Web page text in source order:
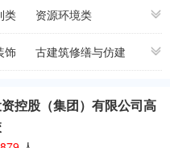
类
资源环境类
制造类
石油化工类
电子信息类
类
财经商贸类
公共管理与服务类
饰
古建筑修缮与仿建
装
建筑表现
济管理
建设工程监理
筑钢结构工程技术
控股（集团）有限公司高